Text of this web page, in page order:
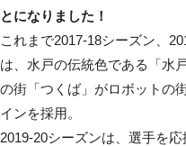
とになりました！
これまで2017-18シーズン、
は、水戸の伝統色である「水
の街「つくば」がロボットの
インを採用。
2019-20シーズンは、選手を